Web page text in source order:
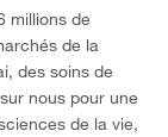
millions de
de la
des soins de
nous pour une
de la vie,